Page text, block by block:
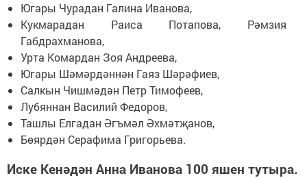
Югары Чурадан Галина Иванова,
Кукмарадан Раиса Потапова, Рәмзия
Габдрахманова,
Урта Комардан Зоя Андреева,
Югары Шәмәрдәннән Гаяз Шәрәфиев,
Салкын Чишмәдән Петр Тимофеев,
Лубяннан Василий Федоров,
Ташлы Елгадан Әгъмәл Әхмәтҗанов,
Бөярдән Серафима Григорьева.
Иске Кенәдән Анна Иванова 100 яшен тутыра.